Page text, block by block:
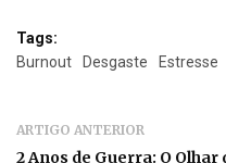
Tags:
Burnout
Desgaste Estresse
ARTIGO ANTERIOR
2 Anos de Guerra: O